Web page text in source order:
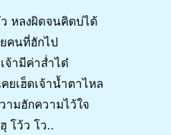
หลงผิดจนคิดบ่ได้
คนที่ฮักไป
จ้ามีค่าส่ำได๋
ยเฮ็ดเจ้าน้ำตาไหล
ามฮักความไว้ใจ
โว้ว โว..